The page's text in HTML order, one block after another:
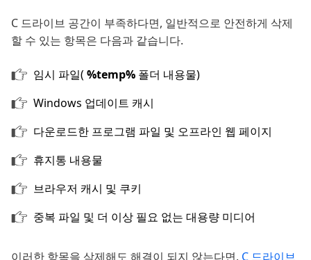
C 드라이브 공간이 부족하다면, 일반적으로 안전하게 삭제
할 수 있는 항목은 다음과 같습니다.
임시 파일( %temp% 폴더 내용물)
Windows 업데이트 캐시
다운로드한 프로그램 파일 및 오프라인 웹 페이지
휴지통 내용물
브라우저 캐시 및 쿠키
중복 파일 및 더 이상 필요 없는 대용량 미디어
이러한 항목을 삭제해도 해결이 되지 않는다면, C 드라이브